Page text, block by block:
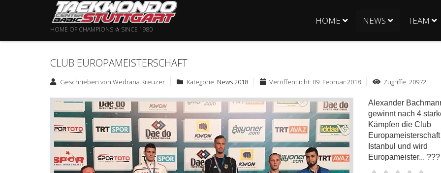
HOME OF CHAMPIONS ✰ SINCE 1980
HOME NEWS TEAM
CLUB EUROPAMEISTERSCHAFT
Geschrieben vonWedrana Kreuzer Kategorie: News 2018 Veröffentlicht: 09. Februar 2018 Zugriffe: 20972
Alexander
gewinnt nach 4
Kämpfen die Club
Istanbul und wird
Europameister... ???